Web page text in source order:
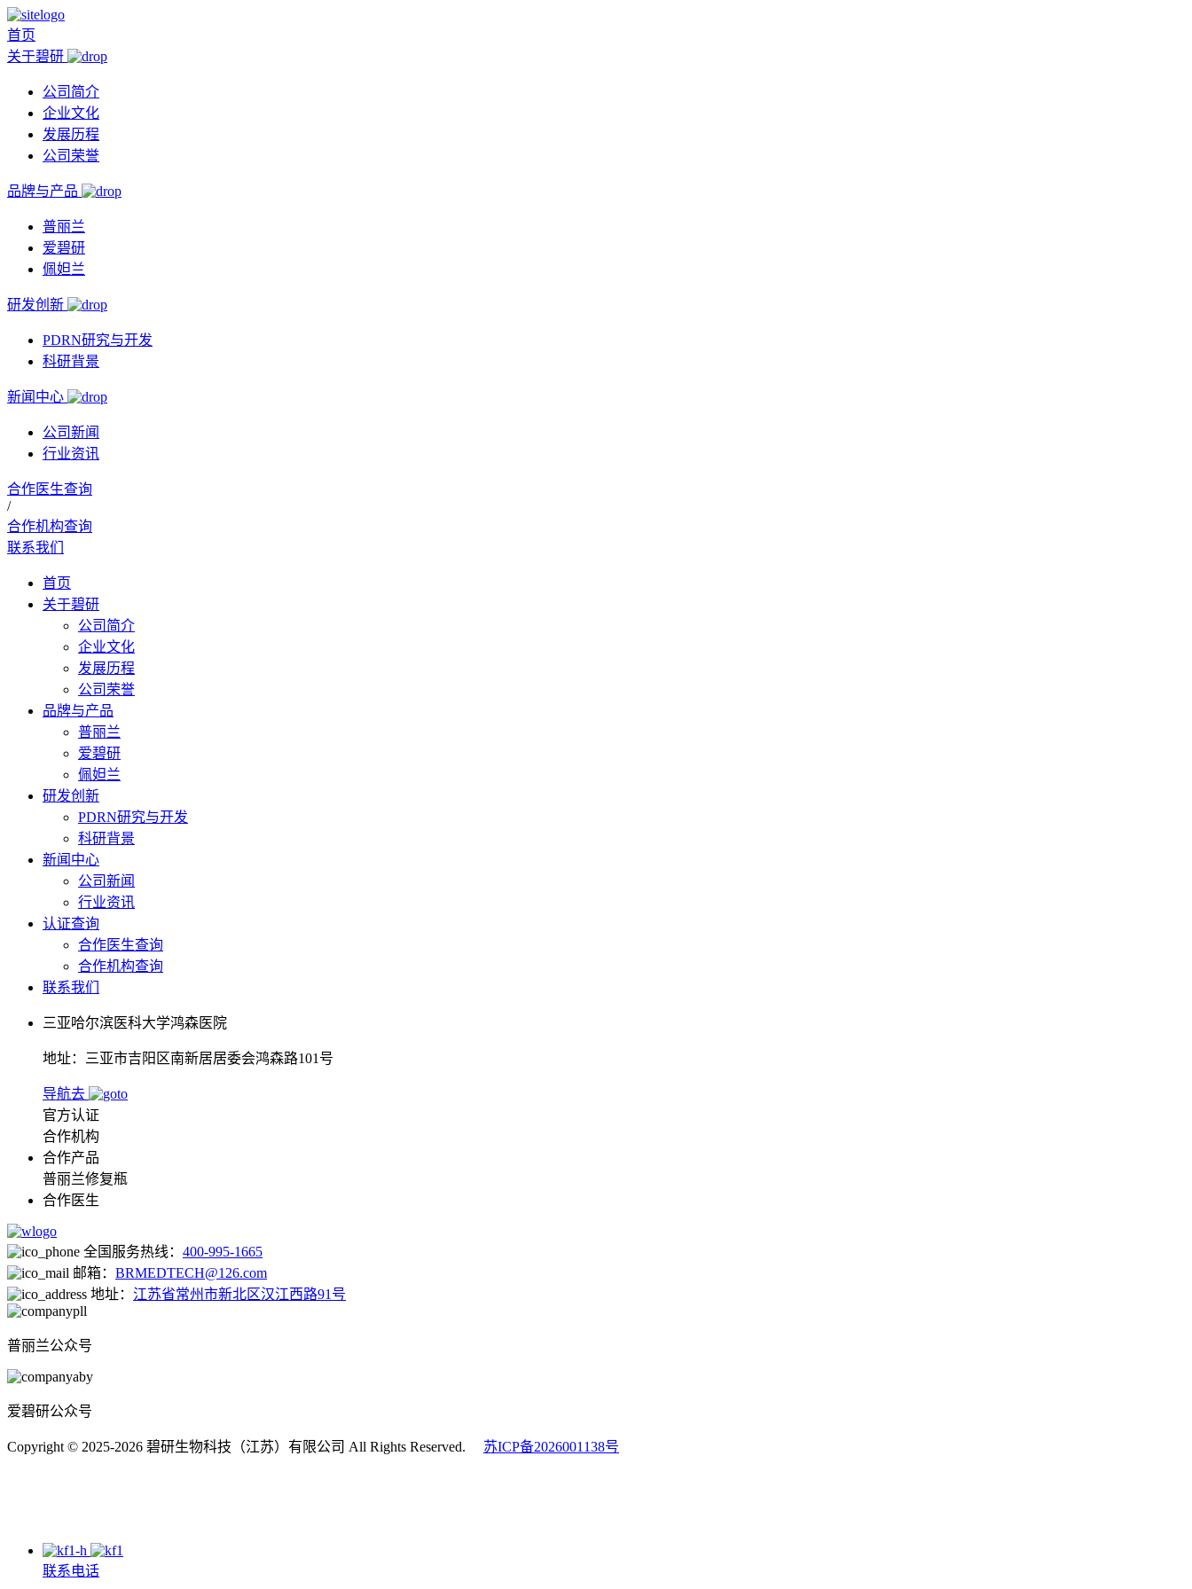
首页
关于碧研
公司简介
企业文化
发展历程
公司荣誉
品牌与产品
普丽兰
爱碧研
佩妲兰
研发创新
PDRN研究与开发
科研背景
新闻中心
公司新闻
行业资讯
合作医生查询
/
合作机构查询
联系我们
首页
关于碧研
公司简介
企业文化
发展历程
公司荣誉
品牌与产品
普丽兰
爱碧研
佩妲兰
研发创新
PDRN研究与开发
科研背景
新闻中心
公司新闻
行业资讯
认证查询
合作医生查询
合作机构查询
联系我们
三亚哈尔滨医科大学鸿森医院
地址：三亚市吉阳区南新居居委会鸿森路101号
导航去
官方认证
合作机构
合作产品
普丽兰修复瓶
合作医生
全国服务热线： 400-995-1665
邮箱： BRMEDTECH@126.com
地址： 江苏省常州市新北区汉江西路91号
普丽兰公众号
爱碧研公众号
Copyright © 2025-2026 碧研生物科技（江苏）有限公司 All Rights Reserved. 苏ICP备2026001138号
联系电话